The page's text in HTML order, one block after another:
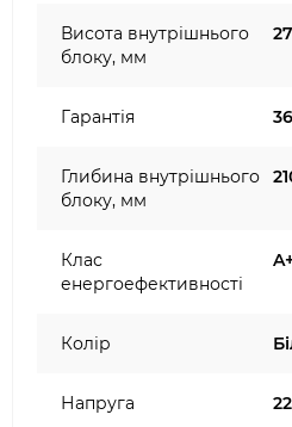
Висота внутрішнього
блоку, мм
Гарантія
Глибина внутрішнього
блоку, мм
Клас
енергоефективності
Колір
Напруга